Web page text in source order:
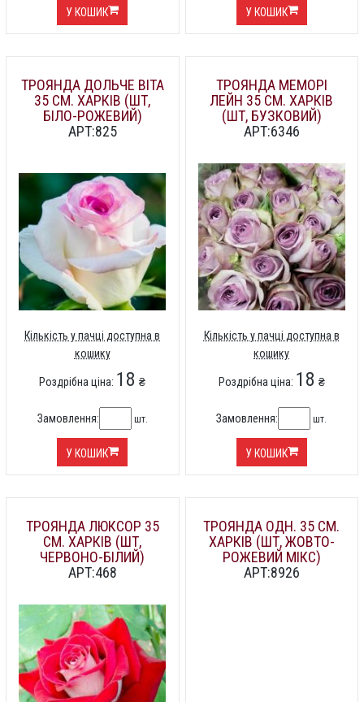
У КОШИК У КОШИК
ТРОЯНДА ДОЛЬЧЕ ВІТА
35 СМ. ХАРКІВ (ШТ,
БІЛО-РОЖЕВИЙ)
АРТ:825
Кількість у пачці доступна в
кошику
Роздрібна ціна: 18 ₴
Замовлення: шт.
У КОШИК
ТРОЯНДА МЕМОРІ
ЛЕЙН 35 СМ. ХАРКІВ
(ШТ, БУЗКОВИЙ)
АРТ:6346
Кількість у пачці доступна в
кошику
Роздрібна ціна: 18 ₴
Замовлення: шт.
У КОШИК
ТРОЯНДА ЛЮКСОР 35
СМ. ХАРКІВ (ШТ,
ЧЕРВОНО-БІЛИЙ)
АРТ:468
ТРОЯНДА ОДН. 35 СМ.
ХАРКІВ (ШТ, ЖОВТО-
РОЖЕВИЙ МІКС)
АРТ:8926